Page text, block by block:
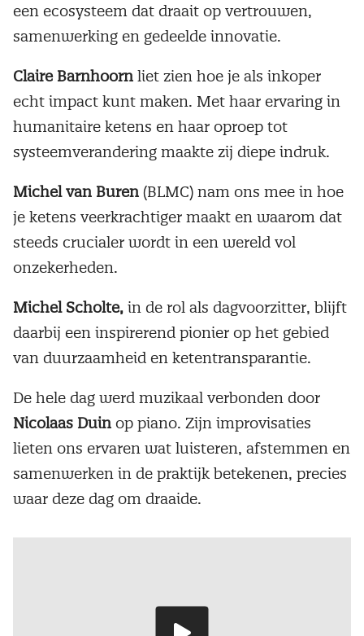
een ecosysteem dat draait op vertrouwen,
samenwerking en gedeelde innovatie.
Claire Barnhoorn liet zien hoe je als inkoper
echt impact kunt maken. Met haar ervaring in
humanitaire ketens en haar oproep tot
systeemverandering maakte zij diepe indruk.
Michel van Buren (BLMC) nam ons mee in hoe
je ketens veerkrachtiger maakt en waarom dat
steeds crucialer wordt in een wereld vol
onzekerheden.
Michel Scholte, in de rol als dagvoorzitter, blijft
daarbij een inspirerend pionier op het gebied
van duurzaamheid en ketentransparantie.
De hele dag werd muzikaal verbonden door
Nicolaas Duin op piano. Zijn improvisaties
lieten ons ervaren wat luisteren, afstemmen en
samenwerken in de praktijk betekenen, precies
waar deze dag om draaide.
Speel
video